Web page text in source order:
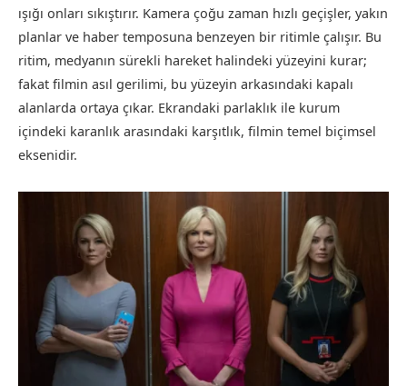
ışığı onları sıkıştırır. Kamera çoğu zaman hızlı geçişler, yakın
planlar ve haber temposuna benzeyen bir ritimle çalışır. Bu
ritim, medyanın sürekli hareket halindeki yüzeyini kurar;
fakat filmin asıl gerilimi, bu yüzeyin arkasındaki kapalı
alanlarda ortaya çıkar. Ekrandaki parlaklık ile kurum
içindeki karanlık arasındaki karşıtlık, filmin temel biçimsel
eksenidir.